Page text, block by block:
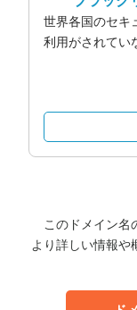
世界各国のセキ
利用がされてい
このドメイン名
より詳しい情報や